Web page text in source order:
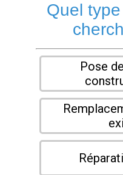
Quel
Pose